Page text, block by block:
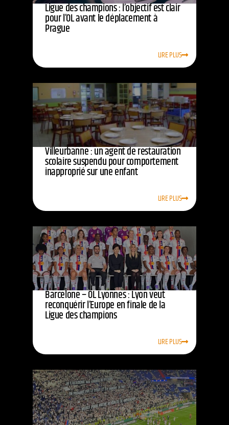
Ligue des champions : l’objectif est clair
pour l’OL avant le déplacement à
Prague
LIRE PLUS
Villeurbanne : un agent de restauration
scolaire suspendu pour comportement
inapproprié sur une enfant
LIRE PLUS
Barcelone – OL Lyonnes : Lyon veut
reconquérir l’Europe en finale de la
Ligue des champions
LIRE PLUS